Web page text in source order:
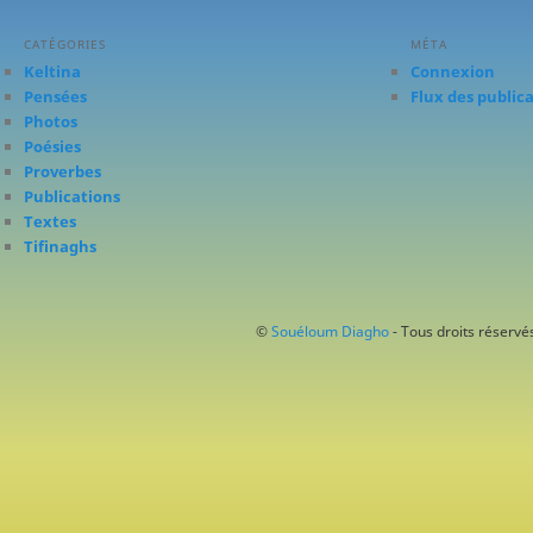
CATÉGORIES
Keltina
Pensées
Photos
Poésies
Proverbes
Publications
Textes
Tifinaghs
MÉTA
Connexion
Flux des
© Souéloum Diagho- Tous droits